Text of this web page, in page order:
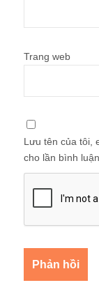
Trang web
Lưu tên của tôi,
cho lần bình